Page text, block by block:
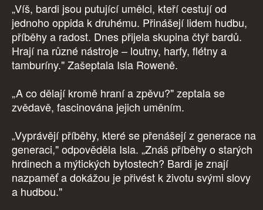
„Víš, bardi jsou putující umělci, kteří cestují od
jednoho oppida k druhému. Přinášejí lidem hudbu,
příběhy a radost. Dnes přijela skupina čtyř bardů.
Hrají na různé nástroje – loutny, harfy, flétny a
tamburíny." Zašeptala Isla Roweně.
„A co dělají kromě hraní a zpěvu?" zeptala se
zvědavě, fascinována jejich uměním.
„Vyprávějí příběhy, které se přenášejí z generace na
generaci," odpověděla Isla. „Znáš příběhy o starých
hrdinech a mýtických bytostech? Bardi je znají
nazpaměť a dokážou je přivést k životu svými slovy
a hudbou."